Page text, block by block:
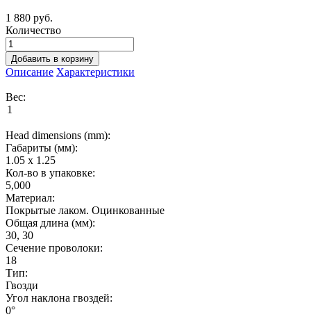
1 880 руб.
Количество
Добавить в корзину
Описание Характеристики
Вес:
Head dimensions (mm):
Габариты (мм):
1.05 x 1.25
Кол-во в упаковке:
5,000
Материал:
Покрытые лаком. Оцинкованные
Общая длина (мм):
30, 30
Сечение проволоки:
18
Тип:
Гвозди
Угол наклона гвоздей:
0°